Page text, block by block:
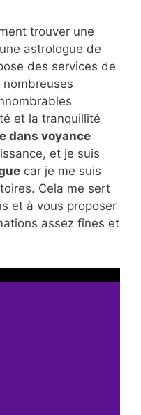
trouver une
astrologue de
des services de
et la tranquillité
dans voyance
et je suis
car je me suis
Cela me sert
et à vous proposer
assez fines et